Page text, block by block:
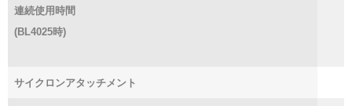
連続使用時間
(BL4025時)
サイクロンアタッチメント